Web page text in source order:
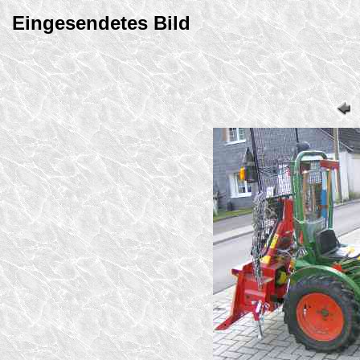
Eingesendetes Bild